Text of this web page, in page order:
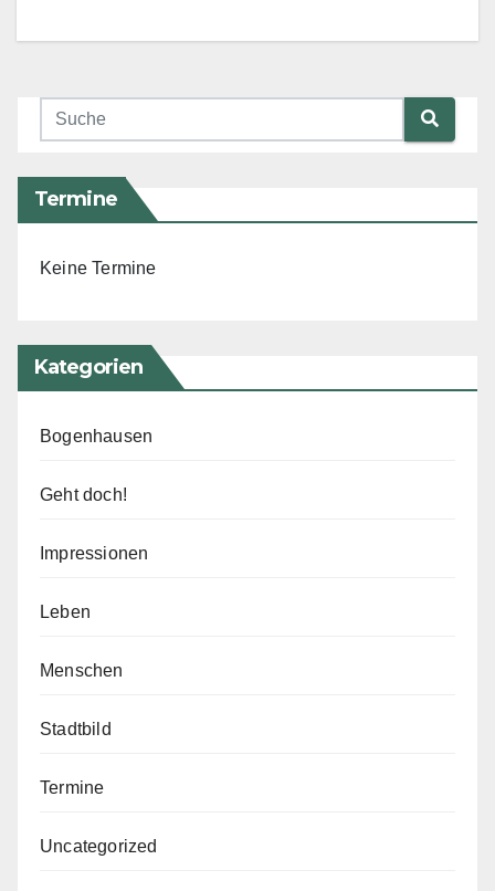
Termine
Keine Termine
Kategorien
Bogenhausen
Geht doch!
Impressionen
Leben
Menschen
Stadtbild
Termine
Uncategorized